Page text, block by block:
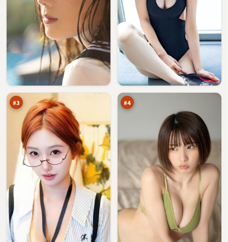
#3
星
河
零
点
96
万
#4
雾
令万
南
港
回